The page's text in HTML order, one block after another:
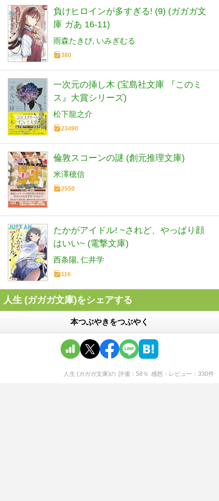
負けヒロインが多すぎる! (9) (ガガガ文
庫 ガあ 16-11)
雨森たきび いみぎむる
380
一次元の挿し木 (宝島社文庫 『このミ
ス』大賞シリーズ)
松下龍之介
23490
倫敦スコーンの謎 (創元推理文庫)
米澤穂信
2550
たかがアイドル! ~されど、やっぱり顔
はいい~ (電撃文庫)
西条陽 仁井学
116
人生 (ガガガ文庫)をシェアする
本つぶやきをつぶやく
人生 (ガガガ文庫)の 評価 58 ％ 感想・レビュー 330件